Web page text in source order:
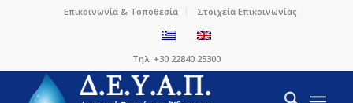
Επικοινωνία & Τοποθεσία Στοιχεία Επικοινωνίας
Τηλ. +30 22840 25300